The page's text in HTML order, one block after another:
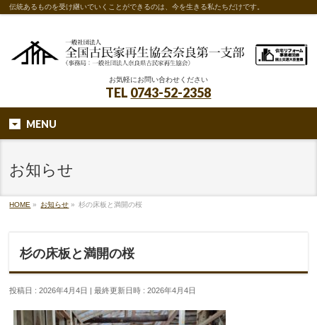
伝統あるものを受け継いでいくことができるのは、今を生きる私たちだけです。
お気軽にお問い合わせください
TEL 0743-52-2358
MENU
お知らせ
HOME » お知らせ » 杉の床板と満開の桜
杉の床板と満開の桜
投稿日 : 2026年4月4日 最終更新日時 : 2026年4月4日